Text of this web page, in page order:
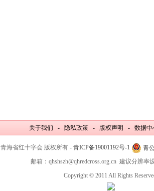
关于我们 - 隐私政策 - 版权声明 - 数据
青海省红十字会 版权所有 - 青ICP备19001192号-1
青
邮箱：qhshszh@qhredcross.org.cn 建议分辨率
Copyright © 2011 All Rights